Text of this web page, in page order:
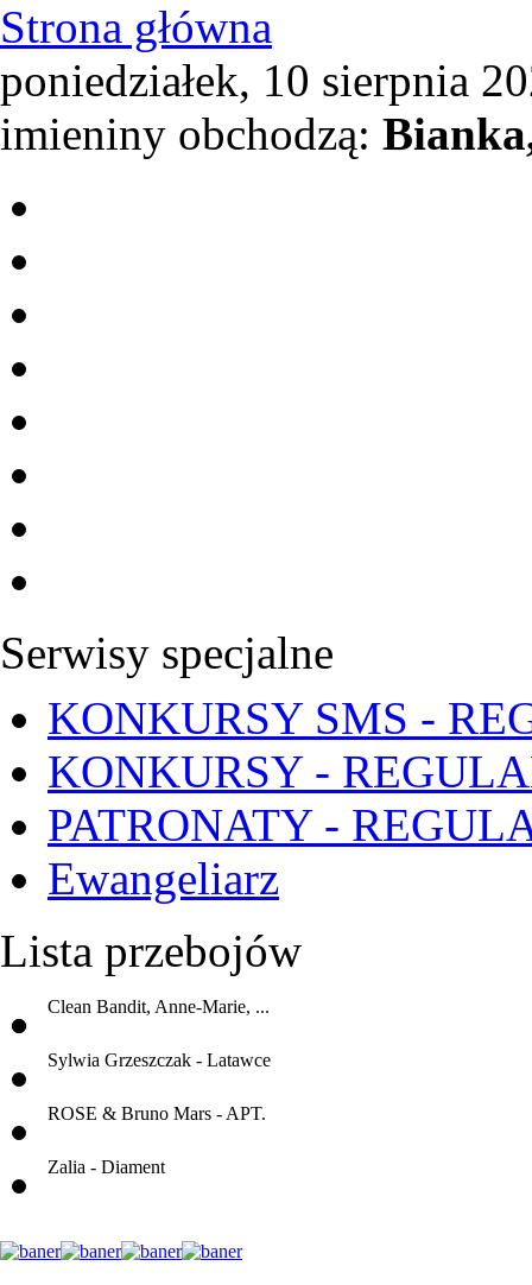
Strona główna
poniedziałek, 10 sierpnia
imieniny obchodzą:
Serwisy specjalne
KONKURSY SMS -
KONKURSY -
PATRONATY -
Ewangeliarz
Lista przebojów
Clean Bandit, Anne-Marie, ...
Sylwia Grzeszczak - Latawce
ROSE & Bruno Mars - APT.
Zalia - Diament